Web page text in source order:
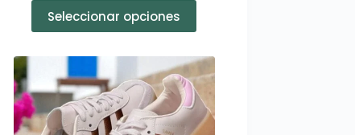
Seleccionar opciones
producto
tiene
Las
opciones
se
pueden